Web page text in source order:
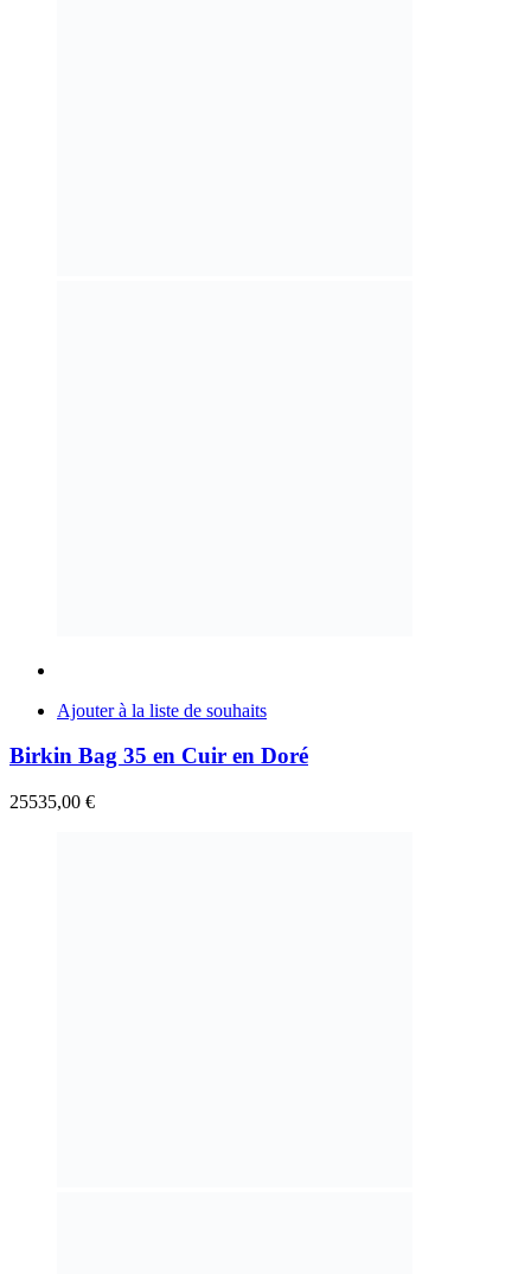
Ajouter à la liste de souhaits
Birkin Bag 35 en Cuir en Doré
25535,00 €